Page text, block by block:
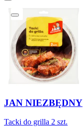
JAN NIEZBĘDNY
Tacki do grilla 2 szt.